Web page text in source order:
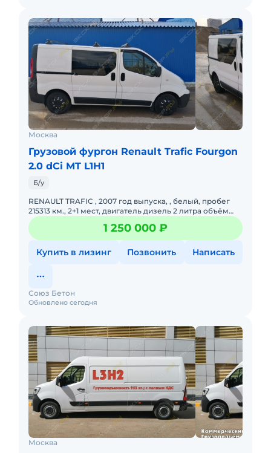
Москва
Грузовой фургон Renault Trafic Fourgon
2.0 dCi MT L1H1
Б/у
RENAULT TRAFIC , 2007 год выпуска, , белый, пробег
215313 км., 2+1 мест, двигатель дизель 2 литра объём
М9R 114 л/с, евро-4, МКПП, грузоподъёмность по
документа
1 250 000 ₽
Купить в лизинг Позвонить Написать
Обновлено сегодня
Союз Бетон
Москва